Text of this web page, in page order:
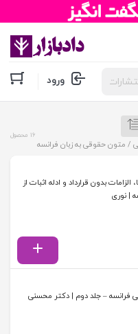
ورود
/ متون حقوقی به زبان فرانسه
16 محصول
الزامات بدون قرارداد و ادله اثبات از
| نوری
فرانسه – جلد دوم | دکتر محسنی